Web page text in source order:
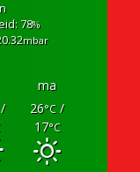
n
78%
mbar
ma
26°C /
17°C